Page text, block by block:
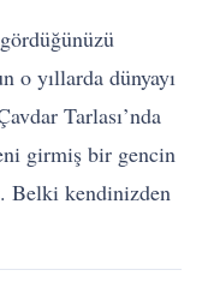
o yıllarda dünyayı
Tarlası’nda
girmiş bir gencin
Belki kendinizden